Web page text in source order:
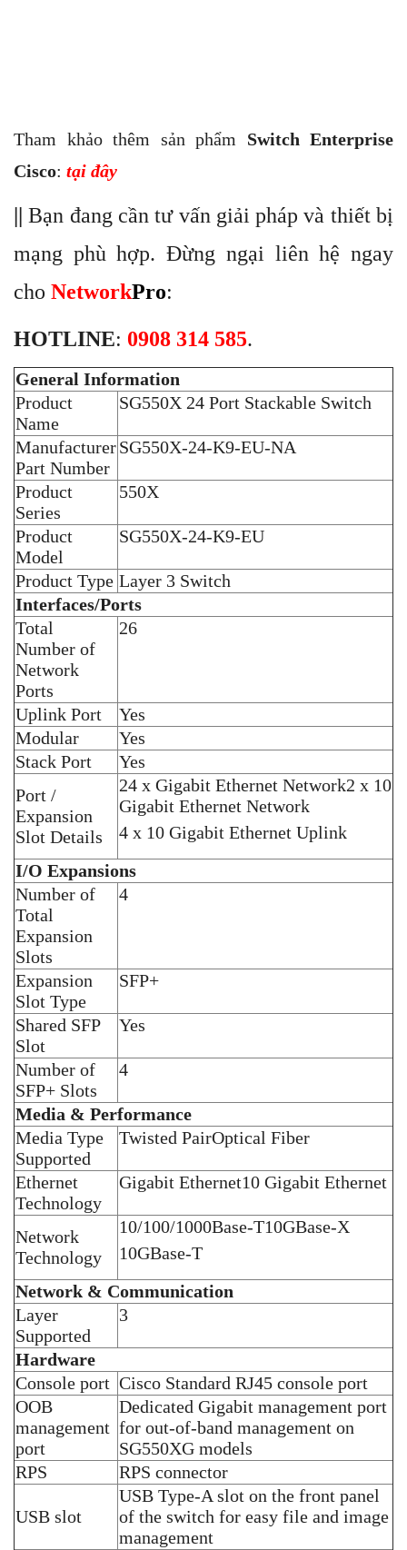
Tham khảo thêm sản phẩm Switch Enterprise
Cisco: tại đây
|| Bạn đang cần tư vấn giải pháp và thiết bị
mạng phù hợp. Đừng ngại liên hệ ngay
cho NetworkPro:
HOTLINE: 0908 314 585.
General Information
Product
Name
SG550X 24 Port Stackable Switch
Manufacturer
Part Number
SG550X-24-K9-EU-NA
Product
Series
550X
Product
Model
SG550X-24-K9-EU
Product Type Layer 3 Switch
Interfaces/Ports
Total
Number of
Network
Ports
26
Uplink Port
Yes
Modular
Yes
Stack Port
Yes
Port /
Expansion
Slot Details
24 x Gigabit Ethernet Network2 x 10
Gigabit Ethernet Network
4 x 10 Gigabit Ethernet Uplink
I/O Expansions
Number of
Total
Expansion
Slots
4
Expansion
Slot Type
SFP+
Shared SFP
Slot
Yes
Number of
SFP+ Slots
4
Media & Performance
Media Type
Supported
Twisted PairOptical Fiber
Ethernet
Technology
Gigabit Ethernet10 Gigabit Ethernet
Network
Technology
10/100/1000Base-T10GBase-X
10GBase-T
Network & Communication
Layer
Supported
3
Hardware
Console port Cisco Standard RJ45 console port
OOB
management
port
Dedicated Gigabit management port
for out-of-band management on
SG550XG models
RPS
RPS connector
USB slot
USB Type-A slot on the front panel
of the switch for easy file and image
management